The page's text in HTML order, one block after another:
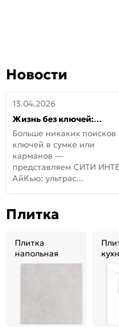
Новости
13.04.2026
Жизнь без ключей:
встречайте новую дверь
СИТИ ИНТЕГРА АйКью!
Больше никаких поисков
ключей в сумке или
карманов —
представляем СИТИ
АйКью: ультрас...
Плитка
Плитка
напольная